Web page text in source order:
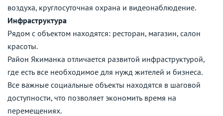
воздуха, круглосуточная охрана и видеонаблюдение.
Инфраструктура
Рядом с объектом находятся: ресторан, магазин, салон
красоты.
Район Якиманка отличается развитой инфраструктурой,
где есть все необходимое для нужд жителей и бизнеса.
Все важные социальные объекты находятся в шаговой
доступности, что позволяет экономить время на
перемещениях.